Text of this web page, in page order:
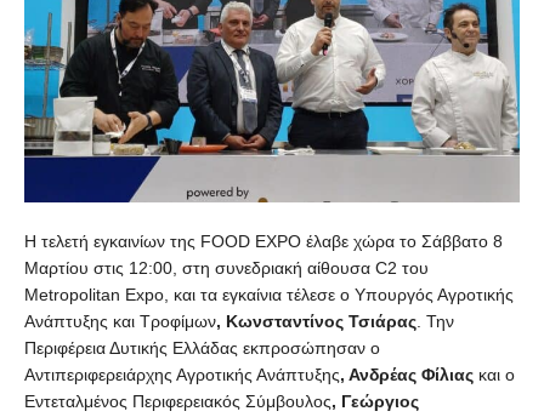
Η τελετή εγκαινίων της FOOD EXPO έλαβε χώρα το Σάββατο 8
Μαρτίου στις 12:00, στη συνεδριακή αίθουσα C2 του
Metropolitan Expo, και τα εγκαίνια τέλεσε ο Υπουργός Αγροτικής
Ανάπτυξης και Τροφίμων, Κωνσταντίνος Τσιάρας . Την
Περιφέρεια Δυτικής Ελλάδας εκπροσώπησαν ο
Αντιπεριφερειάρχης Αγροτικής Ανάπτυξης, Ανδρέας Φίλιας και ο
Εντεταλμένος Περιφερειακός Σύμβουλος, Γεώργιος